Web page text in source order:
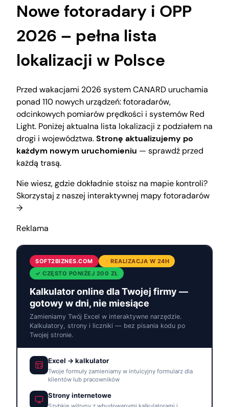
Nowe fotoradary i OPP
2026 – pełna lista
lokalizacji w Polsce
Przed wakacjami 2026 system CANARD uruchamia
ponad 110 nowych urządzeń: fotoradarów,
odcinkowych pomiarów prędkości i systemów Red
Light. Poniżej aktualna lista lokalizacji z podziałem na
drogi i województwa.Stronę aktualizujemy po
każdym nowym uruchomieniu — sprawdź przed
każdą trasą.
Nie wiesz, gdzie dokładnie stoisz na mapie kontroli?
Skorzystaj z naszej interaktywnej mapy fotoradarów
→
Reklama
SOFT2BIZNES.COM
REALIZACJA W 24H
✓ CZĘSTO PONIŻEJ 200 ZŁ
Kalkulator online dla Twojej firmy —
gotowy w dni, nie miesiące
Zamieniamy Twój Excel w interaktywne narzędzie.
Kalkulatory, strony i liczniki — bez pisania kodu po
Twojej stronie.
Excel → kalkulator
Twoje formuły zamieniamy w intuicyjny formularz dla
klientów lub pracowników
Strony internetowe